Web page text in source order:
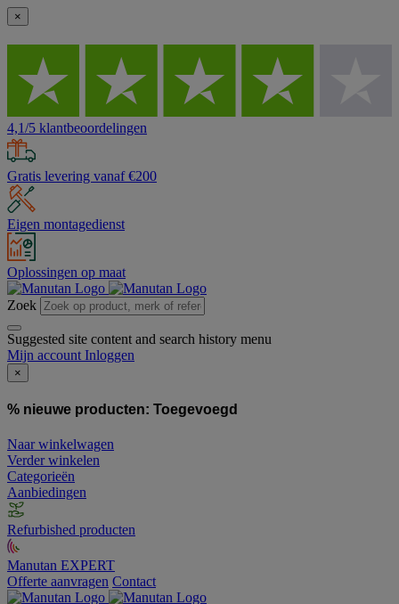
×
4,1/5 klantbeoordelingen
Gratis levering vanaf €200
Eigen montagedienst
Oplossingen op maat
Zoek
Suggested site content and search history menu
Mijn account Inloggen
×
% nieuwe producten: Toegevoegd
Naar winkelwagen
Verder winkelen
Categorieën
Aanbiedingen
Refurbished producten
Manutan EXPERT
Offerte aanvragen Contact